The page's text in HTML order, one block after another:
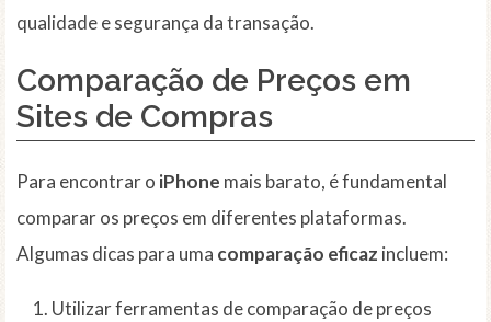
qualidade e segurança da transação.
Comparação de Preços em
Sites de Compras
Para encontrar o iPhone mais barato, é fundamental
comparar os preços em diferentes plataformas.
Algumas dicas para uma comparação eficaz incluem:
Utilizar ferramentas de comparação de preços